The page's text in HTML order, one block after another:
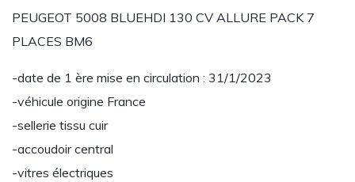
PEUGEOT 5008 BLUEHDI 130 CV ALLURE PACK 7
PLACES BM6
-date de 1 ère mise en circulation : 31/1/2023
-véhicule origine France
-sellerie tissu cuir
-accoudoir central
-vitres électriques